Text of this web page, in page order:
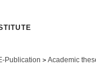
Publication > Academic